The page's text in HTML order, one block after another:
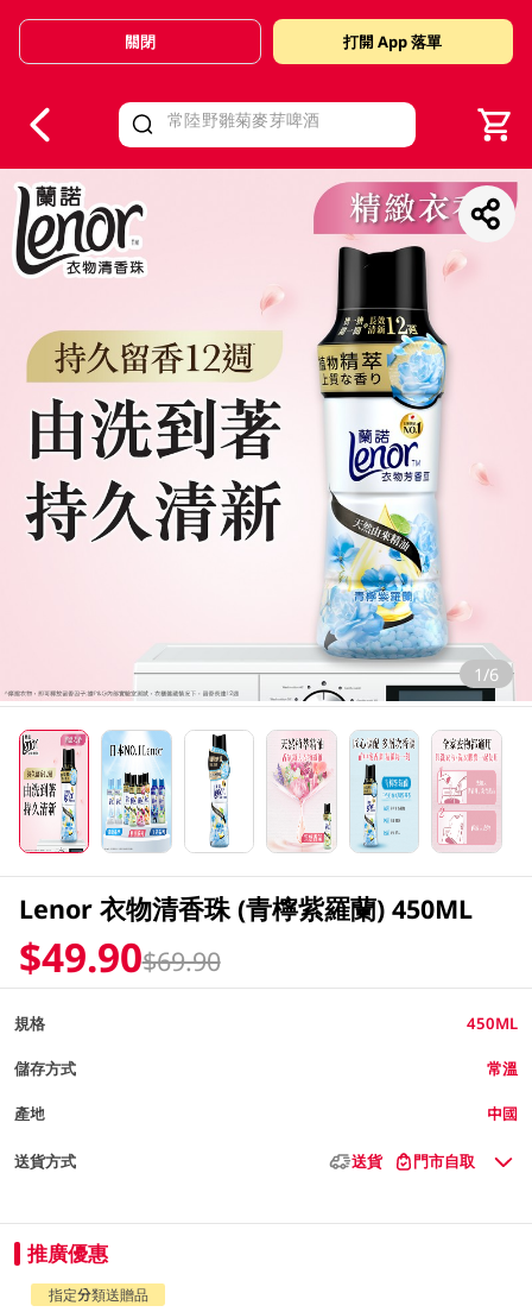
Valid Until 30 June 2026
關閉 打開 App 落單
1/6
Lenor 衣物清香珠 (青檸紫羅蘭) 450ML
$49.90$69.90
規格 450ML
儲存方式 常溫
產地 中國
送貨方式 送貨 門市自取
推廣優惠
指定分類送贈品